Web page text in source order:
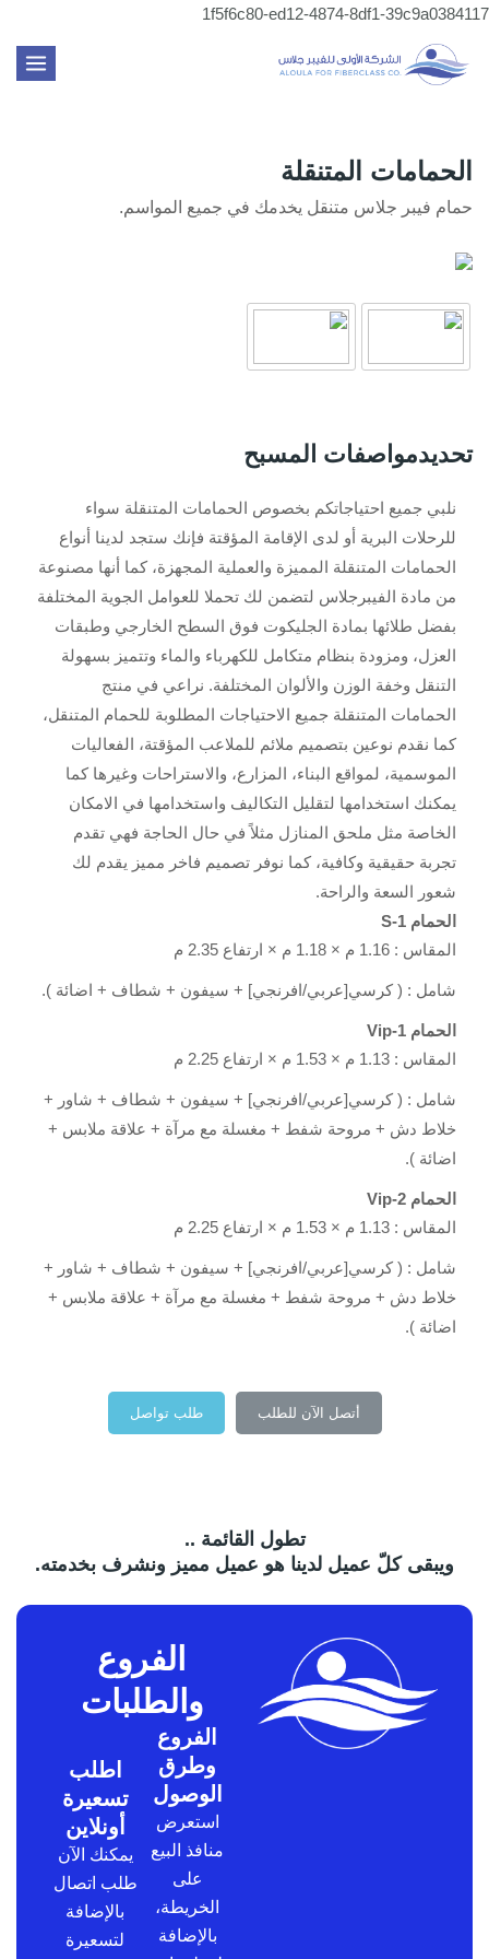
1f5f6c80-ed12-4874-8df1-39c9a0384117
MAIN
الحمامات المتنقلة
حمام فيبر جلاس متنقل يخدمك في جميع المواسم.
تحديدمواصفات المسبح
نلبي جميع احتياجاتكم بخصوص الحمامات المتنقلة سواء
للرحلات البرية أو لدى الإقامة المؤقتة فإنك ستجد لدينا أنواع
الحمامات المتنقلة المميزة والعملية المجهزة، كما أنها مصنوعة
من مادة الفيبرجلاس لتضمن لك تحملا للعوامل الجوية المختلفة
بفضل طلائها بمادة الجليكوت فوق السطح الخارجي وطبقات
العزل، ومزودة بنظام متكامل للكهرباء والماء وتتميز بسهولة
التنقل وخفة الوزن والألوان المختلفة. نراعي في منتج
الحمامات المتنقلة جميع الاحتياجات المطلوبة للحمام المتنقل،
كما نقدم نوعين بتصميم ملائم للملاعب المؤقتة، الفعاليات
الموسمية، لمواقع البناء، المزارع، والاستراحات وغيرها كما
يمكنك استخدامها لتقليل التكاليف واستخدامها في الامكان
الخاصة مثل ملحق المنازل مثلاً في حال الحاجة فهي تقدم
تجربة حقيقية وكافية، كما نوفر تصميم فاخر مميز يقدم لك
شعور السعة والراحة.
الحمام S-1
المقاس : 1.16 م
× × ارتفاع
شامل : ( كرسي[عربي/افرنجي] + سيفون + شطاف + اضائة ).
الحمام Vip-1
المقاس : 1.13 م × 1.53 م × ارتفاع 2.25 م
شامل : ( كرسي[عربي/افرنجي] + سيفون + شطاف + شاور +
خلاط دش + مروحة شفط + مغسلة مع مرآة + علاقة ملابس +
اضائة ).
الحمام Vip-2
المقاس : 1.13 م × 1.53 م × ارتفاع 2.25 م
شامل : ( كرسي[عربي/افرنجي] + سيفون + شطاف + شاور +
خلاط دش + مروحة شفط + مغسلة مع مرآة + علاقة ملابس +
اضائة ).
أتصل الآن للطلب طلب تواصل
تطول القائمة ..
ويبقى كلّ عميل لدينا هو عميل مميز ونشرف بخدمته.
الفروع
والطلبات
الفروع
وطرق
الوصول
استعرض
منافذ البيع
على
الخريطة،
بالإضافة
اطلب
تسعيرة
أونلاين
يمكنك الآن
طلب اتصال
بالإضافة
لتسعيرة